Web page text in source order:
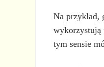
Na przykład,
wykorzystują
tym sensie